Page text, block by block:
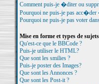
Comment puis-je �diter ou
Pourquoi ne puis-je pas
Pourquoi ne puis-je pas voter
Mise en forme et types de sujets
Qu'est-ce que le BBCode ?
Puis-je utiliser le HTML?
Que sont les smilies ?
Puis-je poster des Images?
Que sont les Annonces ?
Que sont les Post-it ?